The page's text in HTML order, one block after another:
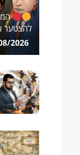
להצטער
06/08/2026